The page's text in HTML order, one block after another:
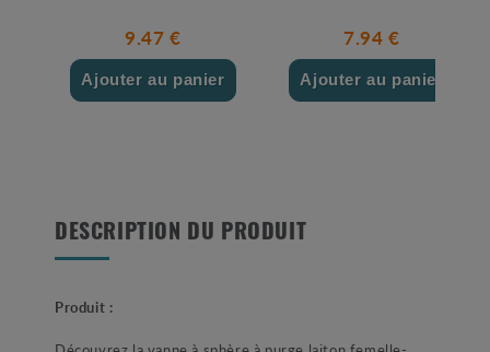
9.47 €
Ajouter au panier
7.94 €
Ajouter au panier
DESCRIPTION DU PRODUIT
Produit :